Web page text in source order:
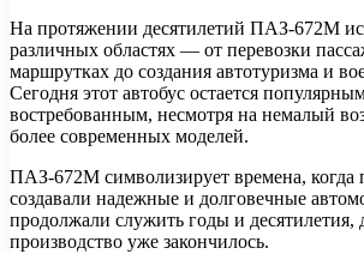
На протяжении десятилетий ПАЗ-672М
различных областях — от перевозки
маршрутках до создания автотуризма и
Сегодня этот автобус остается
востребованным, несмотря на немалый
более современных моделей.
ПАЗ-672М символизирует времена,
создавали надежные и долговечные
продолжали служить годы и десятилетия,
производство уже закончилось.